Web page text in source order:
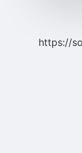
https://